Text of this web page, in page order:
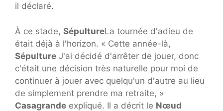
il déclaré.
À ce stade, SépultureLa tournée d'adieu de
était déjà à l'horizon. « Cette année-là,
Sépulture J'ai décidé d'arrêter de jouer, donc
c'était une décision très naturelle pour moi de
continuer à jouer avec quelqu'un d'autre au lieu
de simplement prendre ma retraite, »
Casagrande expliqué. Il a décrit le Nœud